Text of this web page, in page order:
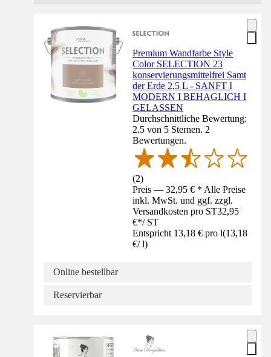
Premium Wandfarbe Style
Color SELECTION 23
konservierungsmittelfrei Samt
der Erde 2,5 L - SANFT I
MODERN I BEHAGLICH I
GELASSEN
Durchschnittliche Bewertung:
2.5 von 5 Sternen. 2
Bewertungen.
(2)
Preis — 32,95 € * Alle Preise
inkl. MwSt. und ggf. zzgl.
Versandkosten pro ST32,95
€*/ ST
Entspricht 13,18 € pro l(13,18
€/ l)
Online bestellbar
Reservierbar